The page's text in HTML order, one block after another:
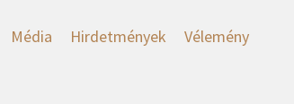
Média Hirdetmények Vélemény